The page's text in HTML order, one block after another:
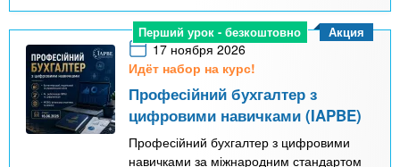
Перший урок - безкоштовно
17 ноября 2026
Идёт набор на курс!
Професійний бухгалтер з
цифровими навичками (IAPBE)
Професійний бухгалтер з цифровими
навичками за міжнародним стандартом
Акция